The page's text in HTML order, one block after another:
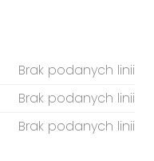
Brak podanych linii
Brak podanych linii
Brak podanych linii